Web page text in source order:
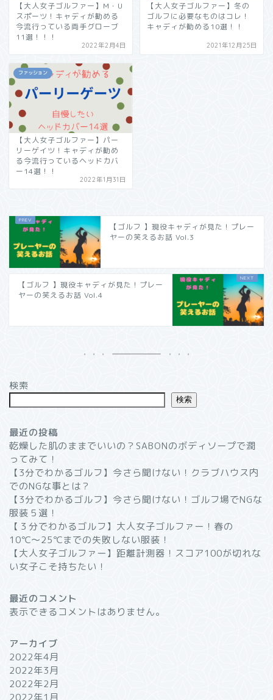
【大人女子ゴルファー】M・U
スポーツ！キャディが勧める
今流行っている両手グローブ
11選！！！
2022年2月4日
【大人女子ゴルファー】冬の
ゴルフに必要なものはコレ！
キャディが勧める10選！！
2021年12月25日
ファッション
【大人女子ゴルファー】パー
リーゲイツ！キャディが勧め
る今流行っているヘッドカバ
ー14選！！
2022年1月31日
【ゴルフ 】現役キャディが見た！プレー
ヤーの笑えるお話 Vol.3
【ゴルフ 】現役キャディが見た！プレー
ヤーの笑えるお話 Vol.4
検索
検索
最近の投稿
乾燥した肌のままでいいの？SABONのボディソープで潤
ってみて！
【3分でわかるゴルフ】今さら聞けない！クラブハウス内
でのNGな事とは？
【3分でわかるゴルフ】今さら聞けない！ゴルフ場でNGな
服装５選！
【３分でわかるゴルフ】大人女子ゴルファー！春の
10℃〜25℃までの失敗しない服装！
【大人女子ゴルファー】距離計測器！スコア100が切れな
い女子こそ持ちたい！
最近のコメント
表示できるコメントはありません。
アーカイブ
2022年4月
2022年3月
2022年2月
2022年1月